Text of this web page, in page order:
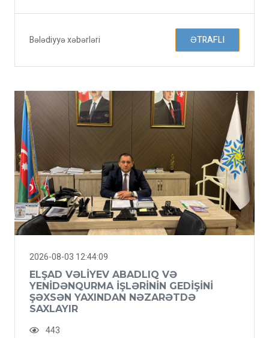
Bələdiyyə xəbərləri ƏTRAFLI
2026-08-03 12:44:09
ELŞAD VƏLIYEV ABADLIQ VƏ
YENIDƏNQURMA IŞLƏRININ GEDIŞINI
ŞƏXSƏN YAXINDAN NƏZARƏTDƏ
SAXLAYIR
443